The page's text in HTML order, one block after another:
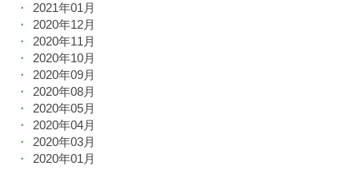
2021年01月
2020年12月
2020年11月
2020年10月
2020年09月
2020年08月
2020年05月
2020年04月
2020年03月
2020年01月